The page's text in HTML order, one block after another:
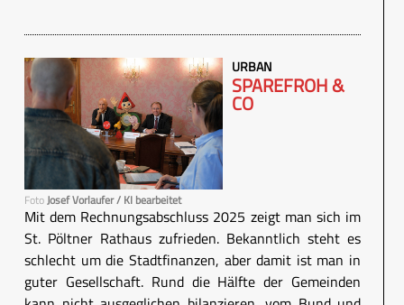
FotoJosef Vorlaufer / KI bearbeitet
URBAN
SPAREFROH &
CO
Mit dem Rechnungsabschluss 2025 zeigt man sich im
St. Pöltner Rathaus zufrieden. Bekanntlich steht es
schlecht um die Stadtfinanzen, aber damit ist man in
guter Gesellschaft. Rund die Hälfte der Gemeinden